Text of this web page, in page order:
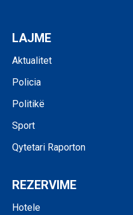
LAJME
Aktualitet
Policia
Politikë
Sport
Qytetari Raporton
REZERVIME
Hotele